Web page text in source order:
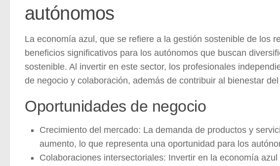
autónomos
La economía azul, que se refiere a la gestión sostenible de los
beneficios significativos para los autónomos que buscan
sostenible. Al invertir en este sector, los profesionales
de negocio y colaboración, además de contribuir al bienestar
Oportunidades de negocio
Crecimiento del mercado: La demanda de productos y
aumento, lo que representa una oportunidad para los
Colaboraciones intersectoriales: Invertir en la economía